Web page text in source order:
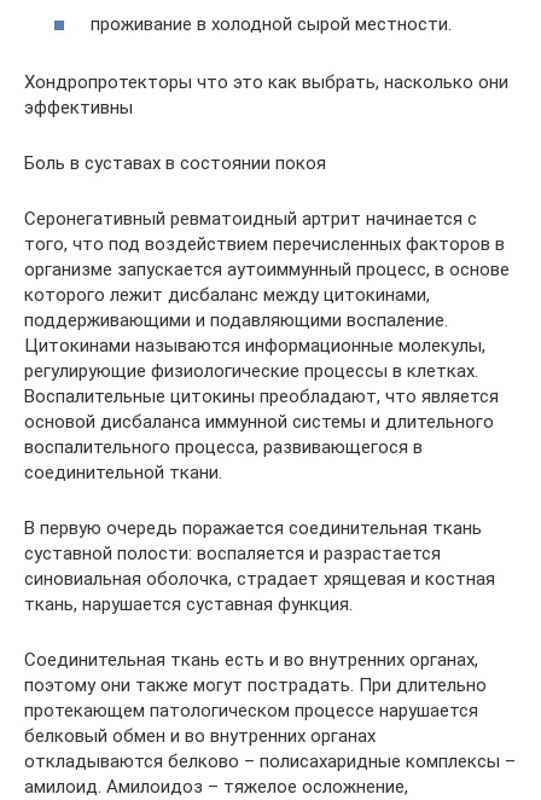
проживание в холодной сырой местности.
Хондропротекторы что это как выбрать, насколько они
эффективны
Боль в суставах в состоянии покоя
Серонегативный ревматоидный артрит начинается с
того, что под воздействием перечисленных факторов в
организме запускается аутоиммунный процесс, в основе
которого лежит дисбаланс между цитокинами,
поддерживающими и подавляющими воспаление.
Цитокинами называются информационные молекулы,
регулирующие физиологические процессы в клетках.
Воспалительные цитокины преобладают, что является
основой дисбаланса иммунной системы и длительного
воспалительного процесса, развивающегося в
соединительной ткани.
В первую очередь поражается соединительная ткань
суставной полости: воспаляется и разрастается
синовиальная оболочка, страдает хрящевая и костная
ткань, нарушается суставная функция.
Соединительная ткань есть и во внутренних органах,
поэтому они также могут пострадать. При длительно
протекающем патологическом процессе нарушается
белковый обмен и во внутренних органах
откладываются белково – полисахаридные комплексы –
амилоид. Амилоидоз – тяжелое осложнение,